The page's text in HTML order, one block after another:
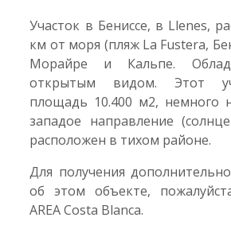
Участок в Бениссе, в Llenes,
км от моря (пляж La Fustera,
Морайре и Кальпе.
открытым видом. Этот
площадь 10.400 м2, немного
западое направление
расположен в тихом районе.
Для получения
об этом объекте,
AREA Costa Blanca.